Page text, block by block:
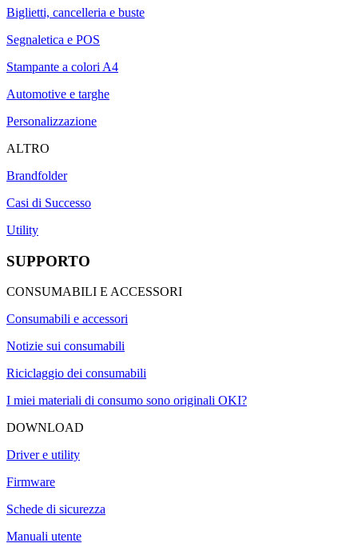
Biglietti, cancelleria e buste
Segnaletica e POS
Stampante a colori A4
Automotive e targhe
Personalizzazione
ALTRO
Brandfolder
Casi di Successo
Utility
SUPPORTO
CONSUMABILI E ACCESSORI
Consumabili e accessori
Notizie sui consumabili
Riciclaggio dei consumabili
I miei materiali di consumo sono originali OKI?
DOWNLOAD
Driver e utility
Firmware
Schede di sicurezza
Manuali utente